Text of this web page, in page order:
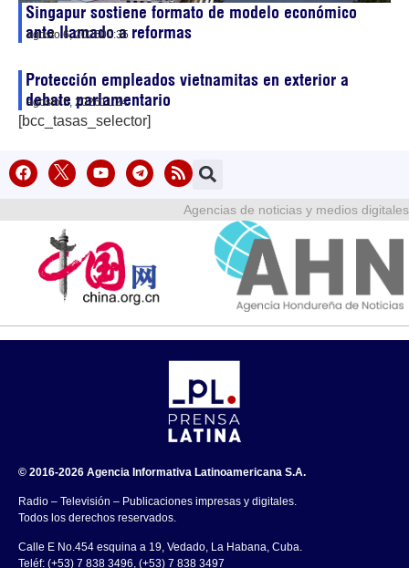
Singapur sostiene formato de modelo económico
ante llamado a reformas
agosto 6, 202600:35
Protección empleados vietnamitas en exterior a
debate parlamentario
agosto 5, 202611:24
[bcc_tasas_selector]
Agencias de noticias y medios digitales
© 2016-2026 Agencia Informativa Latinoamericana S.A.
Radio – Televisión – Publicaciones impresas y digitales.
Todos los derechos reservados.
Calle E No.454 esquina a 19, Vedado, La Habana, Cuba.
Teléf: (+53) 7 838 3496, (+53) 7 838 3497